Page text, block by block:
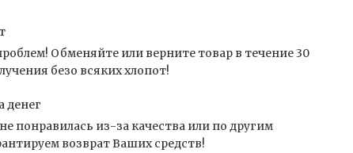
Обменяйте или верните товар в течение 30
безо всяких хлопот!
денег
понравилась из-за качества или по другим
возврат Ваших средств!